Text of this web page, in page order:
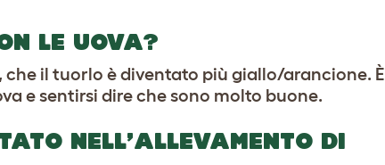
LE UOVA?
che il tuorlo è diventato più giallo/arancione. È
e sentirsi dire che sono molto buone.
NELL’ALLEVAMENTO DI